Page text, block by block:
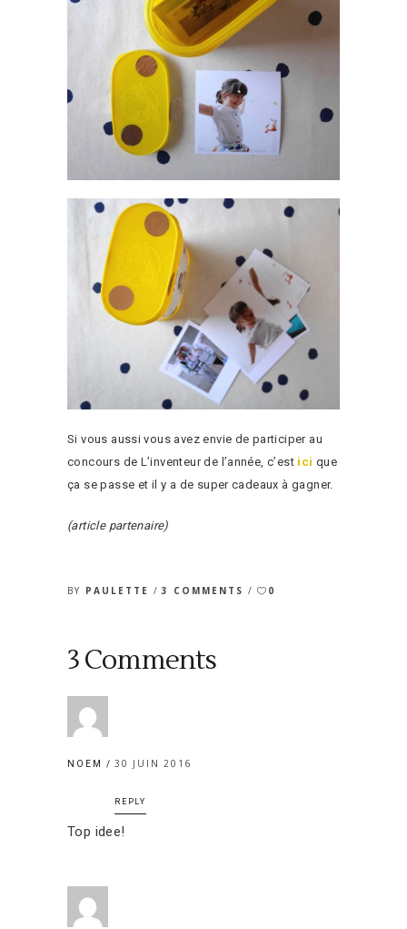
Si vous aussi vous avez envie de participer au
concours de L’inventeur de l’année, c’est ici que
ça se passe et il y a de super cadeaux à gagner.
(article partenaire)
BY PAULETTE 3 COMMENTS 0
3 Comments
NOEM 30 JUIN 2016
REPLY
Top idee!